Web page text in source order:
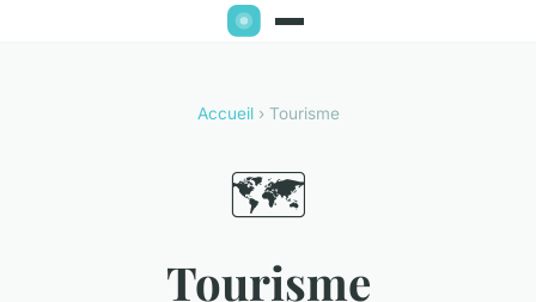
Accueil› Tourisme
🗺️
Tourisme